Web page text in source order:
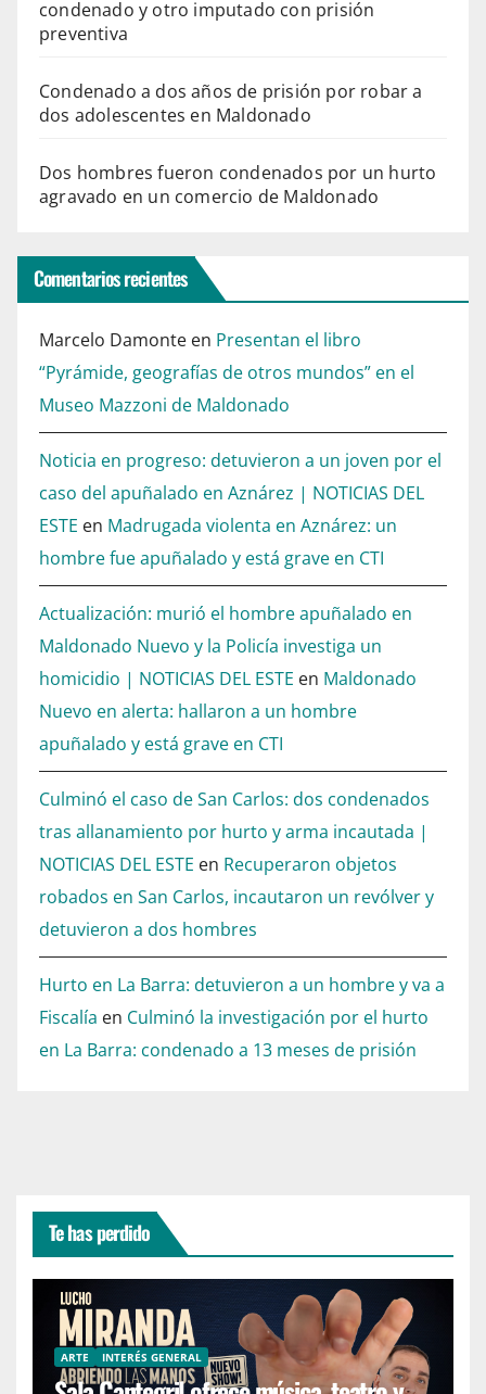
condenado y otro imputado con prisión
preventiva
Condenado a dos años de prisión por robar a
dos adolescentes en Maldonado
Dos hombres fueron condenados por un hurto
agravado en un comercio de Maldonado
Comentarios recientes
Marcelo Damonte en Presentan el libro
“Pyrámide, geografías de otros mundos” en el
Museo Mazzoni de Maldonado
Noticia en progreso: detuvieron a un joven por el
caso del apuñalado en Aznárez | NOTICIAS DEL
ESTE en Madrugada violenta en Aznárez: un
hombre fue apuñalado y está grave en CTI
Actualización: murió el hombre apuñalado en
Maldonado Nuevo y la Policía investiga un
homicidio | NOTICIAS DEL ESTE en Maldonado
Nuevo en alerta: hallaron a un hombre
apuñalado y está grave en CTI
Culminó el caso de San Carlos: dos condenados
tras allanamiento por hurto y arma incautada |
NOTICIAS DEL ESTE en Recuperaron objetos
robados en San Carlos, incautaron un revólver y
detuvieron a dos hombres
Hurto en La Barra: detuvieron a un hombre y va a
Fiscalía en Culminó la investigación por el hurto
en La Barra: condenado a 13 meses de prisión
Te has perdido
ARTE INTERÉS GENERAL